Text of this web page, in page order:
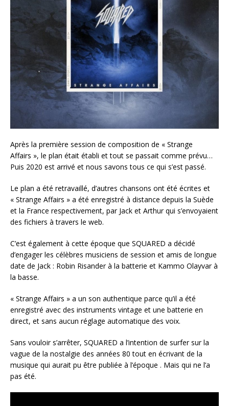
Après la première session de composition de « Strange
Affairs », le plan était établi et tout se passait comme prévu…
Puis 2020 est arrivé et nous savons tous ce qui s’est passé.
Le plan a été retravaillé, d’autres chansons ont été écrites et
« Strange Affairs » a été enregistré à distance depuis la Suède
et la France respectivement, par Jack et Arthur qui s’envoyaient
des fichiers à travers le web.
C’est également à cette époque que SQUARED a décidé
d’engager les célèbres musiciens de session et amis de longue
date de Jack : Robin Risander à la batterie et Kammo Olayvar à
la basse.
« Strange Affairs » a un son authentique parce qu’il a été
enregistré avec des instruments vintage et une batterie en
direct, et sans aucun réglage automatique des voix.
Sans vouloir s’arrêter, SQUARED a l’intention de surfer sur la
vague de la nostalgie des années 80 tout en écrivant de la
musique qui aurait pu être publiée à l’époque . Mais qui ne l’a
pas été.